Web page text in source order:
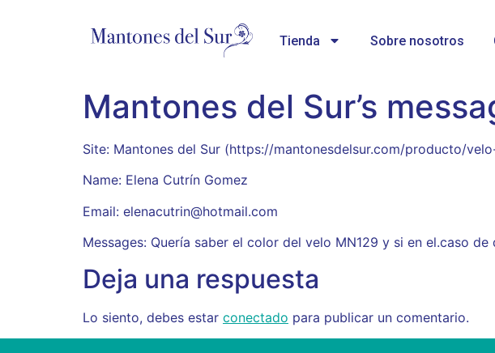
Tienda Sobre nosotros
Mantones del Sur’s
Site: Mantones del Sur (https://mantonesdelsur.com/producto/
Name: Elena Cutrín Gomez
Email: elenacutrin@hotmail.com
Messages: Quería saber el color del velo MN129 y si en el.caso
Deja una respuesta
Lo siento, debes estar conectado para publicar un comentario.